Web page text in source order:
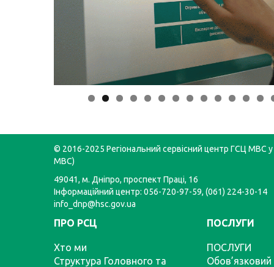
© 2016-2025 Регіональний сервісний центр ГСЦ МВС у
МВС)
49041, м. Дніпро, проспект Праці, 16
Інформаційний центр: 056-720-97-59, (061) 224-30-14
info_dnp@hsc.gov.ua
ПРО РСЦ
Хто ми
Структура Головного та
ПОСЛУГИ
ПОСЛУГИ
Обов’язковий